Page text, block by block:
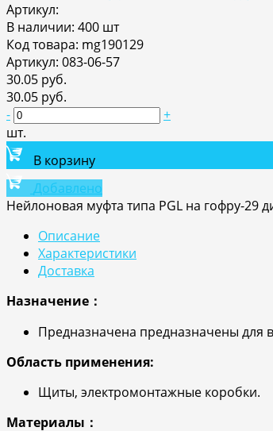
Артикул:
В наличии: 400 шт
Код товара: mg190129
Артикул: 083-06-57
30.05 руб.
30.05 руб.
-
+
шт.
В корзину
Добавлено
Нейлоновая муфта типа PGL на гофру-29
Описание
Характеристики
Доставка
Назначение：
Предназначена предназначены для
Область применения:
Щиты, электромонтажные коробки.
Материалы：